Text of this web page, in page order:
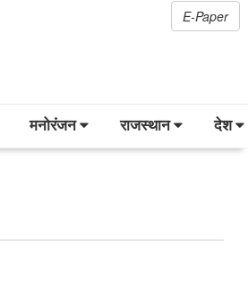
E-Paper
मनोरंजन राजस्थान देश